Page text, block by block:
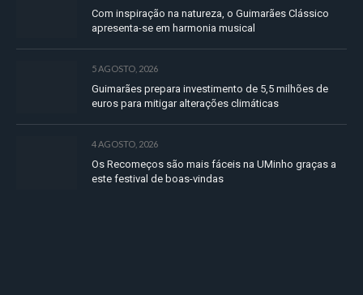
Com inspiração na natureza, o Guimarães Clássico
apresenta-se em harmonia musical
5 AGOSTO, 2026
Guimarães prepara investimento de 5,5 milhões de
euros para mitigar alterações climáticas
4 AGOSTO, 2026
Os Recomeços são mais fáceis na UMinho graças a
este festival de boas-vindas